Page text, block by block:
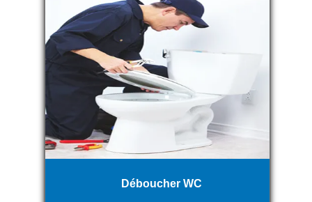
Déboucher WC